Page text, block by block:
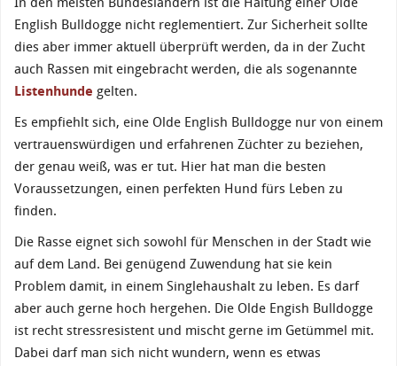
English Bulldogge nicht reglementiert. Zur Sicherheit sollte
dies aber immer aktuell überprüft werden, da in der Zucht
auch Rassen mit eingebracht werden, die als sogenannte
Listenhunde gelten.
Es empfiehlt sich, eine Olde English Bulldogge nur von einem
vertrauenswürdigen und erfahrenen Züchter zu beziehen,
der genau weiß, was er tut. Hier hat man die besten
Voraussetzungen, einen perfekten Hund fürs Leben zu
finden.
Die Rasse eignet sich sowohl für Menschen in der Stadt wie
auf dem Land. Bei genügend Zuwendung hat sie kein
Problem damit, in einem Singlehaushalt zu leben. Es darf
aber auch gerne hoch hergehen. Die Olde Engish Bulldogge
ist recht stressresistent und mischt gerne im Getümmel mit.
Dabei darf man sich nicht wundern, wenn es etwas